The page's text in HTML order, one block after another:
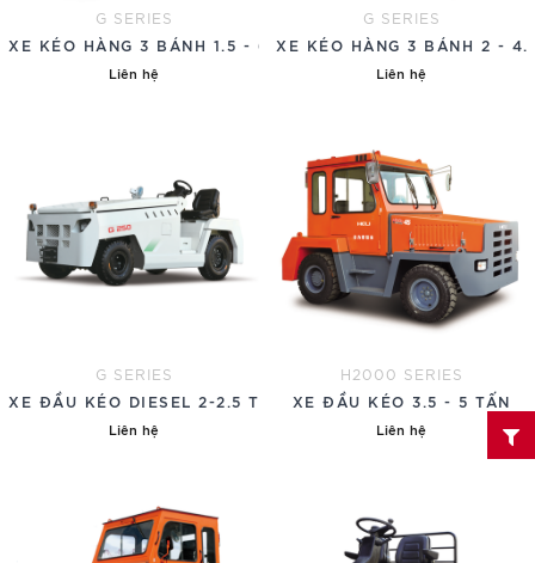
G SERIES
XE KÉO HÀNG 3 BÁNH 1.5 - 6 TẤN
Liên hệ
G SERIES
XE KÉO HÀNG 3 BÁNH 2 -
Liên hệ
G SERIES
XE ĐẦU KÉO DIESEL 2-2.5 TẤN
Liên hệ
H2000 SERIES
XE ĐẦU KÉO 3.5 - 5 TẤN
Liên hệ